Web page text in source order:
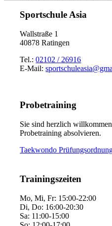
Sportschule Asia
Wallstraße 1
40878 Ratingen
Tel.:02102 / 26916
E-Mail:
Probetraining
Sie sind herzlich
Probetraining absolvieren.
Taekwondo
Trainingszeiten
Mo, Mi, Fr: 15:00-22:00
Di, Do: 16:00-20:30
Sa: 11:00-15:00